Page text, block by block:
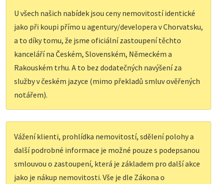
U všech našich nabídek jsou ceny nemovitostí identické
jako při koupi přímo u agentury/developera v Chorvatsku,
a to díky tomu, že jsme oficiální zastoupení těchto
kanceláří na Českém, Slovenském, Německém a
Rakouském trhu. A to bez dodatečných navýšení za
služby v českém jazyce (mimo překladů smluv ověřených
notářem).
Vážení klienti, prohlídka nemovitostí, sdělení polohy a
další podrobné informace je možné pouze s podepsanou
smlouvou o zastoupení, která je základem pro další akce
jako je nákup nemovitosti. Vše je dle Zákona o